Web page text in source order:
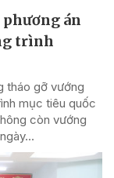
phương án
trình
tháo gỡ vướng
mục tiêu quốc
còn vướng